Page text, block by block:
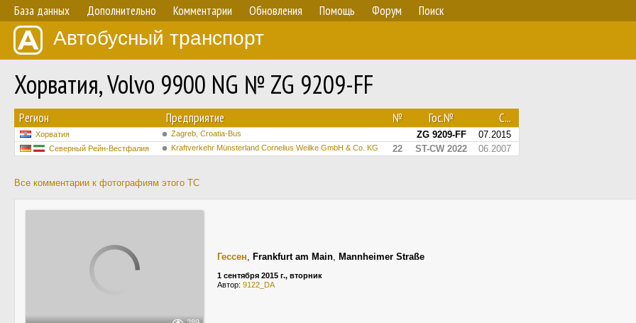
База данных Дополнительно Комментарии Обновления Помощь Форум Поиск
Автобусный транспорт
Хорватия, Volvo 9900 NG № ZG 9209-FF
Регион Предприятие № Гос.№ С...
Хорватия Zagreb, Croatia-Bus ZG 9209-FF 07.2015
Северный Рейн-Вестфалия Kraftverkehr Münsterland Cornelius Weilke GmbH & Co. KG 22 ST-CW 2022 06.2007
Все комментарии к фотографиям этого ТС
Гессен, Frankfurt am Main, Mannheimer Straße
1 сентября 2015 г., вторник
Автор: 9122_DA